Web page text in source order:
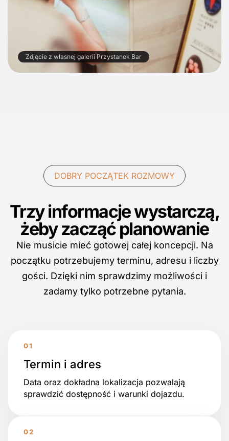
Zdjęcie z własnej galerii Przystanek Bar
DOBRY POCZĄTEK ROZMOWY
Trzy informacje wystarczą,
żeby zacząć planowanie
Nie musicie mieć gotowej całej koncepcji. Na
początku potrzebujemy terminu, adresu i liczby
gości. Dzięki nim sprawdzimy możliwości i
zadamy tylko potrzebne pytania.
Termin i adres
Data oraz dokładna lokalizacja pozwalają
sprawdzić dostępność i warunki dojazdu.